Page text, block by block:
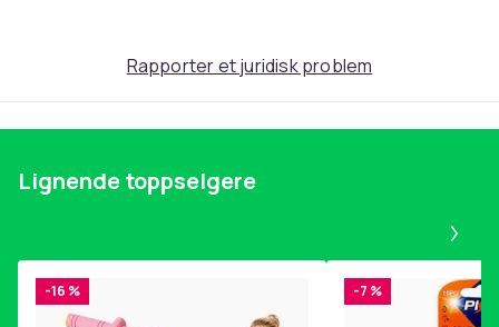
Artikkel nr.
Rapporter et juridisk problem
Lignende toppselgere
-16 % -7 %